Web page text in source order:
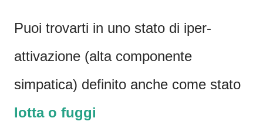
Puoi trovarti in uno stato di iper-
attivazione (alta componente
simpatica) definito anche come stato
lotta o fuggi